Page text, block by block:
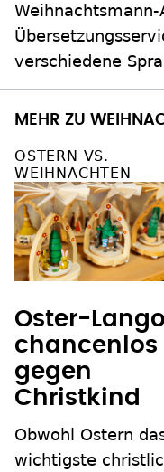
verschiedene
MEHR ZU
OSTERN VS.
WEIHNACHTEN
Oster-
chancenlos
gegen
Christkind
Obwohl Ostern
wichtigste